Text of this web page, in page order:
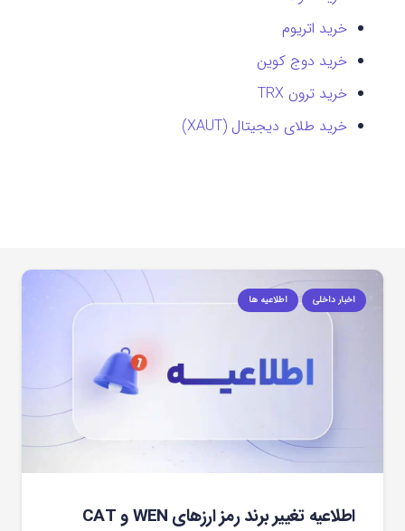
خرید اتریوم
خرید دوج کوین
خرید ترون TRX
خرید طلای دیجیتال (XAUT)
اخبار داخلی اطلاعیه ها
اطلاعیه تغییر برند رمز ارزهای WEN و CAT